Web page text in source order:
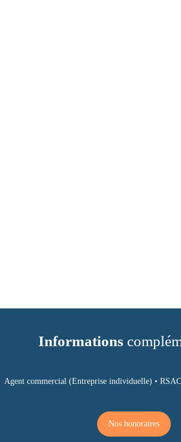
Informations
Agent commercial (Entreprise individuelle) •
Nos honoraires